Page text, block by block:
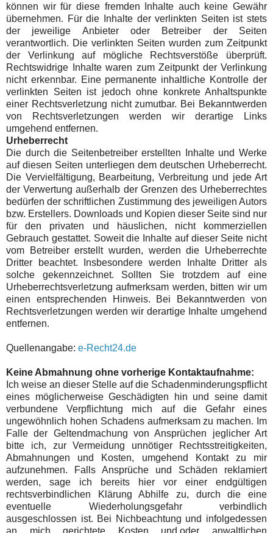
können wir für diese fremden Inhalte auch keine Gewähr
übernehmen. Für die Inhalte der verlinkten Seiten ist stets
der jeweilige Anbieter oder Betreiber der Seiten
verantwortlich. Die verlinkten Seiten wurden zum Zeitpunkt
der Verlinkung auf mögliche Rechtsverstöße überprüft.
Rechtswidrige Inhalte waren zum Zeitpunkt der Verlinkung
nicht erkennbar. Eine permanente inhaltliche Kontrolle der
verlinkten Seiten ist jedoch ohne konkrete Anhaltspunkte
einer Rechtsverletzung nicht zumutbar. Bei Bekanntwerden
von Rechtsverletzungen werden wir derartige Links
umgehend entfernen.
Urheberrecht
Die durch die Seitenbetreiber erstellten Inhalte und Werke
auf diesen Seiten unterliegen dem deutschen Urheberrecht.
Die Vervielfältigung, Bearbeitung, Verbreitung und jede Art
der Verwertung außerhalb der Grenzen des Urheberrechtes
bedürfen der schriftlichen Zustimmung des jeweiligen Autors
bzw. Erstellers. Downloads und Kopien dieser Seite sind nur
für den privaten und häuslichen, nicht kommerziellen
Gebrauch gestattet. Soweit die Inhalte auf dieser Seite nicht
vom Betreiber erstellt wurden, werden die Urheberrechte
Dritter beachtet. Insbesondere werden Inhalte Dritter als
solche gekennzeichnet. Sollten Sie trotzdem auf eine
Urheberrechtsverletzung aufmerksam werden, bitten wir um
einen entsprechenden Hinweis. Bei Bekanntwerden von
Rechtsverletzungen werden wir derartige Inhalte umgehend
entfernen.
Quellenangabe: e-Recht24.de
Keine Abmahnung ohne vorherige Kontaktaufnahme:
Ich weise an dieser Stelle auf die Schadenminderungspflicht
eines möglicherweise Geschädigten hin und seine damit
verbundene Verpflichtung mich auf die Gefahr eines
ungewöhnlich hohen Schadens aufmerksam zu machen. Im
Falle der Geltendmachung von Ansprüchen jeglicher Art
bitte ich, zur Vermeidung unnötiger Rechtsstreitigkeiten,
Abmahnungen und Kosten, umgehend Kontakt zu mir
aufzunehmen. Falls Ansprüche und Schäden reklamiert
werden, sage ich bereits hier vor einer endgültigen
rechtsverbindlichen Klärung Abhilfe zu, durch die eine
eventuelle Wiederholungsgefahr verbindlich
ausgeschlossen ist. Bei Nichbeachtung und infolgedessen
an mich gerichtete Kosten und,oder anwaltlichen